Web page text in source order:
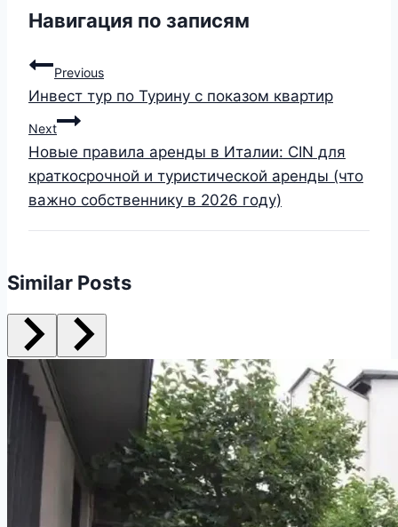
Навигация по записям
Previous
Инвест тур по Турину с показом квартир
Next
Новые правила аренды в Италии: CIN для
краткосрочной и туристической аренды (что
важно собственнику в 2026 году)
Similar Posts